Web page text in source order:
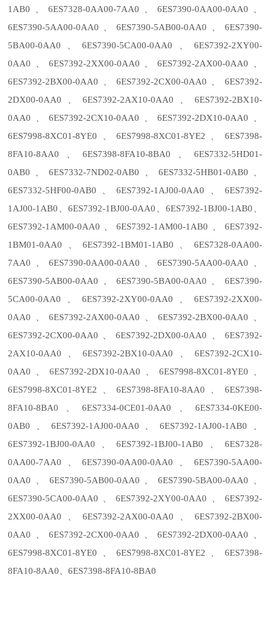
1AB0、6ES7328-0AA00-7AA0、6ES7390-0AA00-0AA0、
6ES7390-5AA00-0AA0、6ES7390-5AB00-0AA0、6ES7390-
5BA00-0AA0、6ES7390-5CA00-0AA0、6ES7392-2XY00-
0AA0、6ES7392-2XX00-0AA0、6ES7392-2AX00-0AA0、
6ES7392-2BX00-0AA0、6ES7392-2CX00-0AA0、6ES7392-
2DX00-0AA0、6ES7392-2AX10-0AA0、6ES7392-2BX10-
0AA0、6ES7392-2CX10-0AA0、6ES7392-2DX10-0AA0、
6ES7998-8XC01-8YE0、6ES7998-8XC01-8YE2、6ES7398-
8FA10-8AA0、6ES7398-8FA10-8BA0、6ES7332-5HD01-
0AB0、6ES7332-7ND02-0AB0、6ES7332-5HB01-0AB0、
6ES7332-5HF00-0AB0、6ES7392-1AJ00-0AA0、6ES7392-
1AJ00-1AB0、6ES7392-1BJ00-0AA0、6ES7392-1BJ00-1AB0、
6ES7392-1AM00-0AA0、6ES7392-1AM00-1AB0、6ES7392-
1BM01-0AA0、6ES7392-1BM01-1AB0、6ES7328-0AA00-
7AA0、6ES7390-0AA00-0AA0、6ES7390-5AA00-0AA0、
6ES7390-5AB00-0AA0、6ES7390-5BA00-0AA0、6ES7390-
5CA00-0AA0、6ES7392-2XY00-0AA0、6ES7392-2XX00-
0AA0、6ES7392-2AX00-0AA0、6ES7392-2BX00-0AA0、
6ES7392-2CX00-0AA0、6ES7392-2DX00-0AA0、6ES7392-
2AX10-0AA0、6ES7392-2BX10-0AA0、6ES7392-2CX10-
0AA0、6ES7392-2DX10-0AA0、6ES7998-8XC01-8YE0、
6ES7998-8XC01-8YE2、6ES7398-8FA10-8AA0、6ES7398-
8FA10-8BA0、6ES7334-0CE01-0AA0、6ES7334-0KE00-
0AB0、6ES7392-1AJ00-0AA0、6ES7392-1AJ00-1AB0、
6ES7392-1BJ00-0AA0、6ES7392-1BJ00-1AB0、6ES7328-
0AA00-7AA0、6ES7390-0AA00-0AA0、6ES7390-5AA00-
0AA0、6ES7390-5AB00-0AA0、6ES7390-5BA00-0AA0、
6ES7390-5CA00-0AA0、6ES7392-2XY00-0AA0、6ES7392-
2XX00-0AA0、6ES7392-2AX00-0AA0、6ES7392-2BX00-
0AA0、6ES7392-2CX00-0AA0、6ES7392-2DX00-0AA0、
6ES7998-8XC01-8YE0、6ES7998-8XC01-8YE2、6ES7398-
8FA10-8AA0、6ES7398-8FA10-8BA0